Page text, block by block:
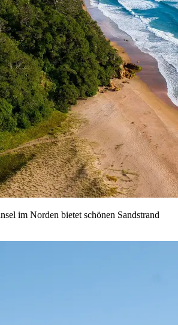
im Norden bietet schönen Sandstrand